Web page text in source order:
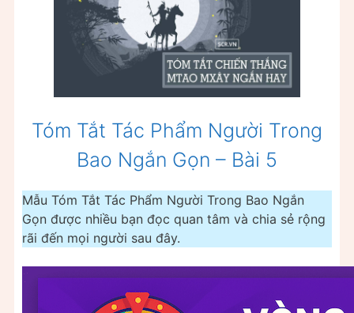
Tóm Tắt Tác Phẩm Người Trong
Bao Ngắn Gọn – Bài 5
Mẫu Tóm Tắt Tác Phẩm Người Trong Bao Ngắn
Gọn được nhiều bạn đọc quan tâm và chia sẻ rộng
rãi đến mọi người sau đây.